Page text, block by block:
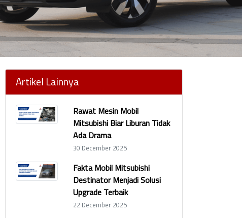
Artikel Lainnya
Rawat Mesin Mobil
Mitsubishi Biar Liburan Tidak
Ada Drama
30 December 2025
Fakta Mobil Mitsubishi
Destinator Menjadi Solusi
Upgrade Terbaik
22 December 2025